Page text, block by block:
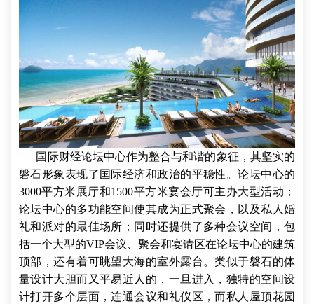
国际财经论坛中心作为整合与和谐的象征，其坚实的
磐石形象表现了国际经济和政治的平稳性。论坛中心的
3000平方米展厅和1500平方米宴会厅可主办大型活动；
论坛中心的多功能空间使其成为正式聚会，以及私人婚
礼和派对的最佳场所；同时还提供了多种会议空间，包
括一个大型的VIP会议、聚会和宴请区在论坛中心的建筑
顶部，还有着可眺望大海的室外露台。类似于磐石的体
量设计大胆而又平易近人的，一旦进入，独特的空间设
计打开多个层面，连通会议和礼仪区，而私人屋顶花园